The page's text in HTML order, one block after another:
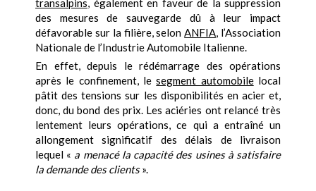
transalpins, également en faveur de la suppression
des mesures de sauvegarde dû à leur impact
défavorable sur la filière, selonANFIA, l’Association
Nationale de l’Industrie Automobile Italienne.
En effet, depuis le rédémarrage des opérations
après le confinement, lesegment automobilelocal
pâtit des tensions sur les disponibilités en acier et,
donc, du bond des prix. Les aciéries ont relancé très
lentement leurs opérations, ce qui a entraîné un
allongement significatif des délais de livraison
lequel « a menacé la capacité des usines à satisfaire
la demande des clients».